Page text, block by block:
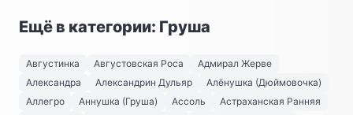
Ещё в категории: Груша
Августинка Августовская Роса
Адмирал Жерве
Александра
Александрин Дульяр
Алёнушка (Дюймовочка)
Аллегро
Аннушка (Груша) Ассоль
Астраханская Ранняя